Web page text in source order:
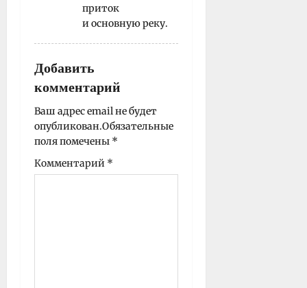
приток
и основную реку.
Добавить
комментарий
Ваш адрес email не будет
опубликован.Обязательные
поля помечены *
Комментарий *